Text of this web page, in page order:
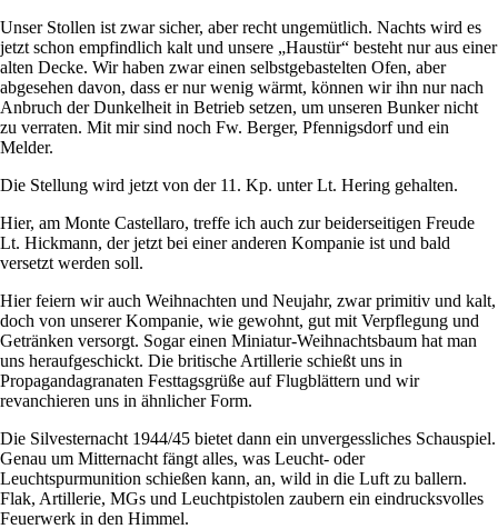
Unser Stollen ist zwar sicher, aber recht ungemütlich. Nachts wird es
jetzt schon empfindlich kalt und unsere
Haustür
besteht nur aus einer
alten Decke. Wir haben zwar einen selbstgebastelten Ofen, aber
abgesehen davon, dass er nur wenig wärmt, können wir ihn nur nach
Anbruch der Dunkelheit in Betrieb setzen, um unseren Bunker nicht
zu verraten. Mit mir sind noch Fw. Berger, Pfennigsdorf und ein
Melder.
Die Stellung wird jetzt von der 11. Kp. unter Lt. Hering gehalten.
Hier, am Monte Castellaro, treffe ich auch zur beiderseitigen Freude
Lt. Hickmann, der jetzt bei einer anderen Kompanie ist und bald
versetzt werden soll.
Hier feiern wir auch Weihnachten und Neujahr, zwar primitiv und kalt,
doch von unserer Kompanie, wie gewohnt, gut mit Verpflegung und
Getränken versorgt. Sogar einen Miniatur-Weihnachtsbaum hat man
uns heraufgeschickt. Die britische Artillerie schießt uns in
Propagandagranaten Festtagsgrüße auf Flugblättern und wir
revanchieren uns in ähnlicher Form.
Die Silvesternacht 1944/45 bietet dann ein unvergessliches Schauspiel.
Genau um Mitternacht fängt alles, was Leucht- oder
Leuchtspurmunition schießen kann, an, wild in die Luft zu ballern.
Flak, Artillerie, MGs und Leuchtpistolen zaubern ein eindrucksvolles
Feuerwerk in den Himmel.